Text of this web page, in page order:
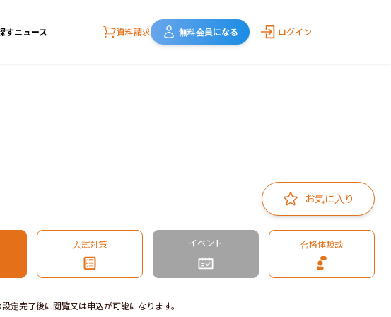
すニュース 資料請求 無料会員になる ログイン
お気に入り
入試対策 イベント 合格体験談
定完了後に閲覧又は申込が可能になります。